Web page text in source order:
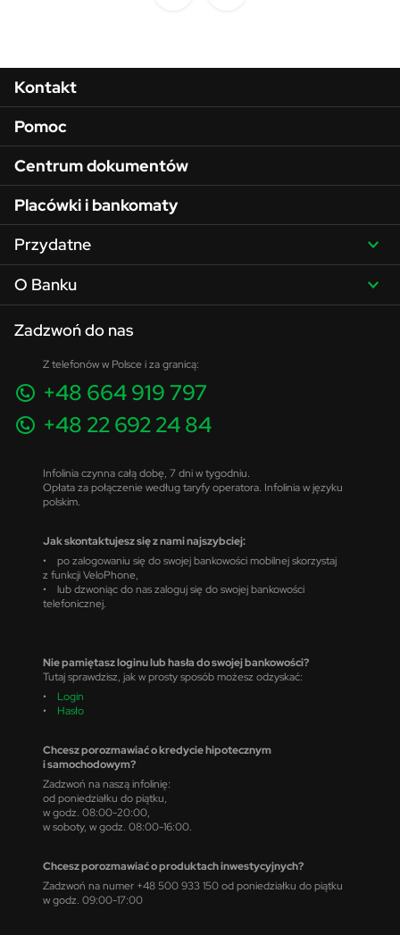
Menu w stopce
Kontakt
Pomoc
Centrum dokumentów
Placówki i bankomaty
Przydatne
O Banku
Zadzwoń do nas
Z telefonów w Polsce i za granicą:
+48 664 919 797
+48 22 692 24 84
Infolinia czynna całą dobę, 7 dni w tygodniu.
Opłata za połączenie według taryfy operatora. Infolinia w języku
polskim.
Jak skontaktujesz się z nami najszybciej:
• po zalogowaniu się do swojej bankowości mobilnej skorzystaj
z funkcji VeloPhone,
• lub dzwoniąc do nas zaloguj się do swojej bankowości
telefonicznej.
Nie pamiętasz loginu lub hasła do swojej bankowości?
Tutaj sprawdzisz, jak w prosty sposób możesz odzyskać:
• Login
• Hasło
Chcesz porozmawiać o kredycie hipotecznym
i samochodowym?
Zadzwoń na naszą infolinię:
od poniedziałku do piątku,
w godz. 08:00-20:00,
w soboty, w godz. 08:00-16:00.
Chcesz porozmawiać o produktach inwestycyjnych?
Zadzwoń na numer +48 500 933 150 od poniedziałku do piątku
w godz. 09:00-17:00